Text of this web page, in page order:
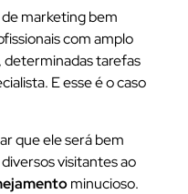
marketing bem
com amplo
determinadas tarefas
E esse é o caso
que ele será bem
visitantes ao
minucioso.